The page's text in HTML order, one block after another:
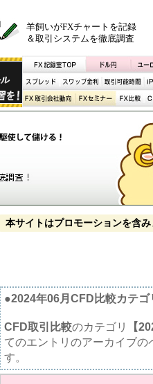
羊飼いがFXチャートを記録
＆取引システムを徹底調査
本サイトはプロモーションを含み
●2024年06月CFD比較カテゴ
CFD取引比較のカテゴリ
【
てのエントリのアーカイブ
す。